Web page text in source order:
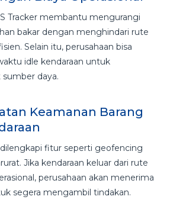
Tracker membantu mengurangi
bakar dengan menghindari rute
Selain itu, perusahaan bisa
idle kendaraan untuk
daya.
Keamanan Barang
dilengkapi fitur seperti geofencing
Jika kendaraan keluar dari rute
perusahaan akan menerima
segera mengambil tindakan.